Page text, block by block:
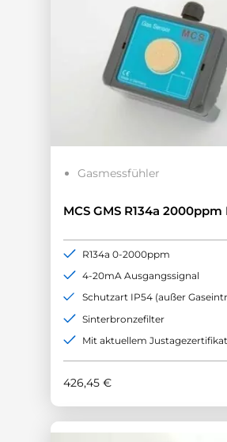
Gasmessfühler
MCS GMS R134a 2000ppm
426,45 €
R134a 0-2000ppm
4-20mA Ausgangssignal
Schutzart IP54 (außer
Sinterbronzefilter
Mit aktuellem Justagezertifikat